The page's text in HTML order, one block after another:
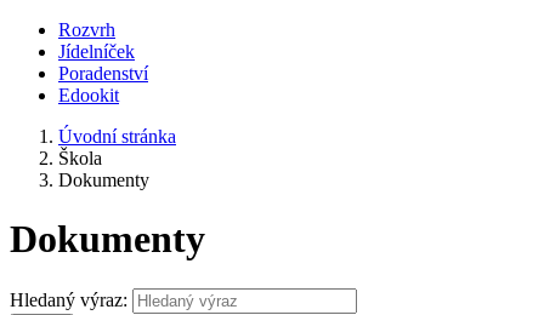
Rozvrh
Jídelníček
Poradenství
Edookit
Úvodní stránka
Škola
Dokumenty
Dokumenty
Hledaný výraz: